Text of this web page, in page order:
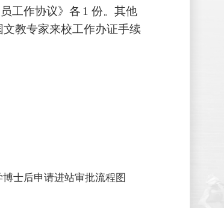
工作协议》各 1份。其他
教专家来校工作办证手续
士后申请进站审批流程图